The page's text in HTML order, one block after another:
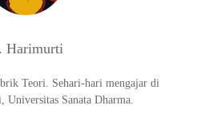
Harimurti
Teori. Sehari-hari mengajar di
Universitas Sanata Dharma.